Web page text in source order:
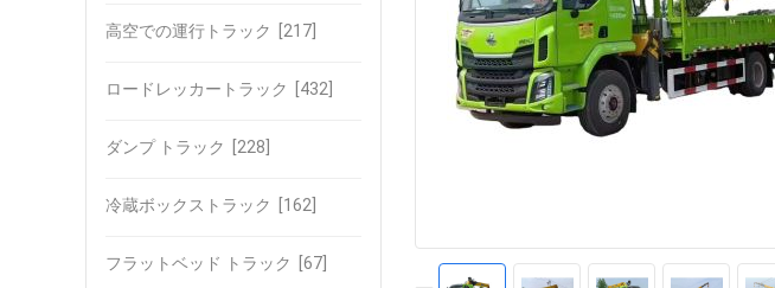
高空での運行トラック [217]
ロードレッカートラック [432]
ダンプ トラック [228]
冷蔵ボックストラック [162]
フラットベッド トラック [67]